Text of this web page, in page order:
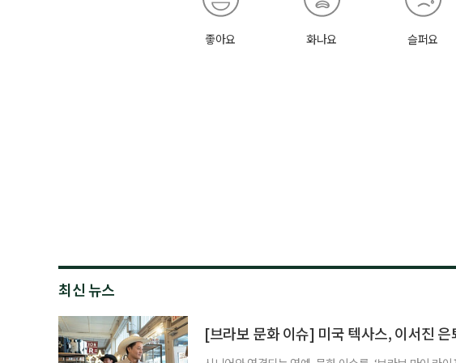
좋아요 화나요 슬퍼요
최신 뉴스
[브라보 문화 이슈] 미국 텍사스, 이서진 은